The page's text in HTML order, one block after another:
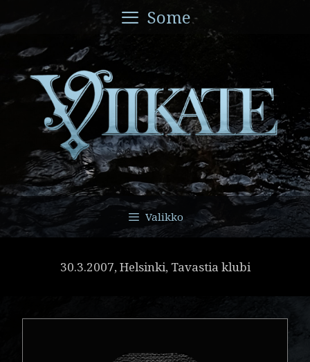
sisältöön
Some
Valikko
30.3.2007, Helsinki, Tavastia klubi